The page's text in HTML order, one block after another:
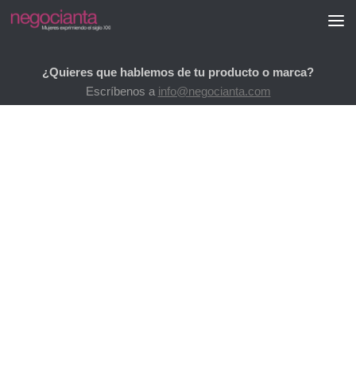
Saltar al contenido
¿Quieres que hablemos de tu producto o marca?
Escríbenos a info@negocianta.com